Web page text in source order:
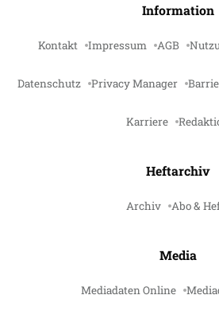
Information
Kontakt Impressum AGB
Datenschutz Privacy Manager
Karriere
Heftarchiv
Archiv Abo &
Media
Mediadaten Online